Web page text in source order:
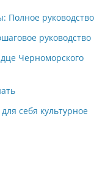
Полное руководство
руководство
Черноморского
себя культурное